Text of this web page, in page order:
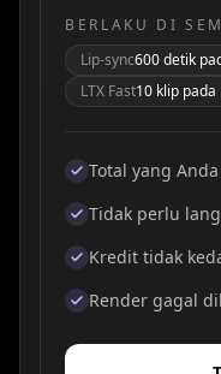
BERLAKU DI
Lip-sync600 detik
LTX Fast10 klip pada
Total yang
Tidak perlu
Kredit tidak
Render gagal